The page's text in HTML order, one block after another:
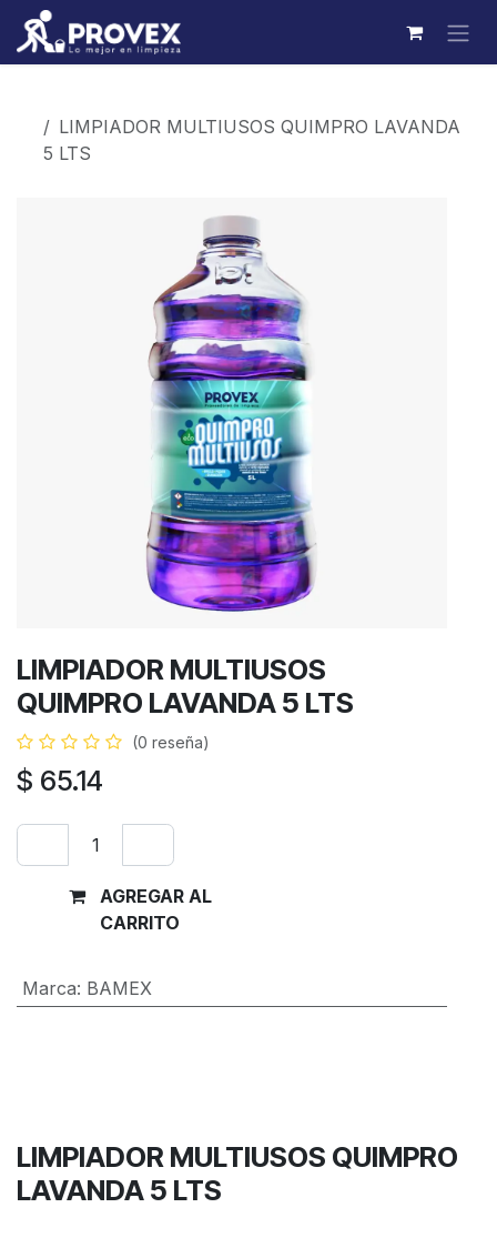
Ir al contenido
LIMPIADOR MULTIUSOS QUIMPRO LAVANDA
5 LTS
LIMPIADOR MULTIUSOS
QUIMPRO LAVANDA 5 LTS
(0 reseña)
$ 65.14
AGREGAR AL
CARRITO
Marca: BAMEX
LIMPIADOR MULTIUSOS QUIMPRO
LAVANDA 5 LTS